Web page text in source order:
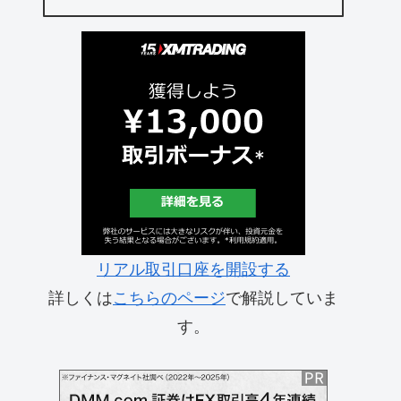
リアル取引口座を開設する
詳しくはこちらのページで解説していま
す。